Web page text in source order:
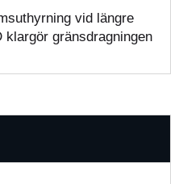
vid längre
klargör gränsdragningen